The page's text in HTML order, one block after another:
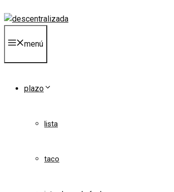
menú
plazo
lista
taco